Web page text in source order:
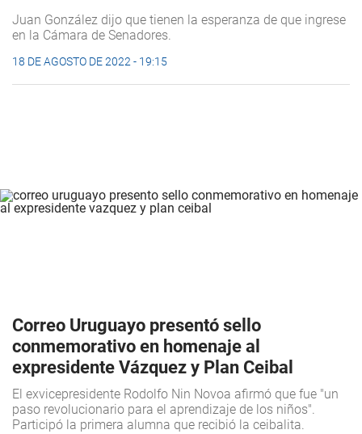
Juan González dijo que tienen la esperanza de que ingrese
en la Cámara de Senadores.
18 DE AGOSTO DE 2022 - 19:15
Correo Uruguayo presentó sello
conmemorativo en homenaje al
expresidente Vázquez y Plan Ceibal
El exvicepresidente Rodolfo Nin Novoa afirmó que fue "un
paso revolucionario para el aprendizaje de los niños".
Participó la primera alumna que recibió la ceibalita.